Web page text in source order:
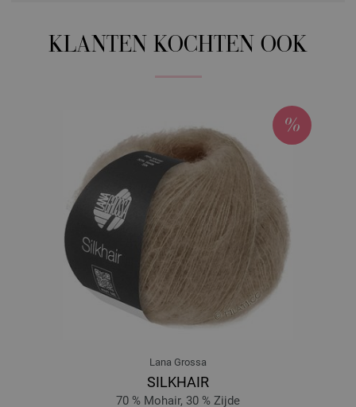
8966-rood | EAN: 4033493116329
8970-turkoois | EAN: 4033493116367
9042-signalblauw | EAN: 4033493131612
9043-geel | EAN: 4033493147736
9044-olijf groen | EAN: 4033493147743
9103-donker bruin | EAN: 4033493166669
9218-petrol blauw | EAN: 4033493186018
9219-licht blauw | EAN: 4033493186025
9220-rose | EAN: 4033493186049
9221-loden groen | EAN: 4033493186032
9223-oudroze | EAN: 4033493203876
9226-grijs blauw gemêleerd | EAN: 4033493203906
KLANTEN KOCHTEN OOK
Lana Grossa
SILKHAIR
70 % Mohair, 30 % Zijde